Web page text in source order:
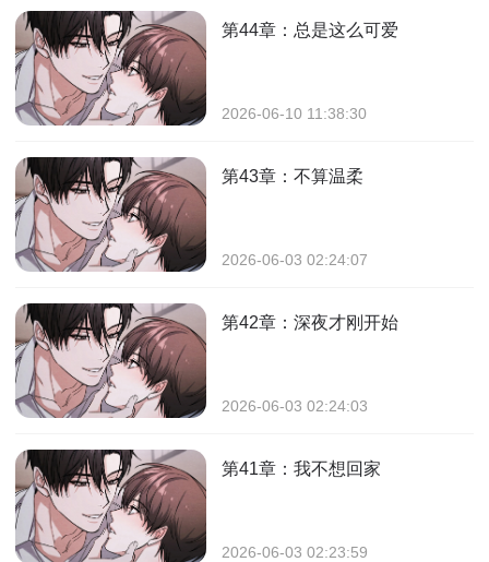
第44章：总是这么可爱
2026-06-10 11:38:30
第43章：不算温柔
2026-06-03 02:24:07
第42章：深夜才刚开始
2026-06-03 02:24:03
第41章：我不想回家
2026-06-03 02:23:59